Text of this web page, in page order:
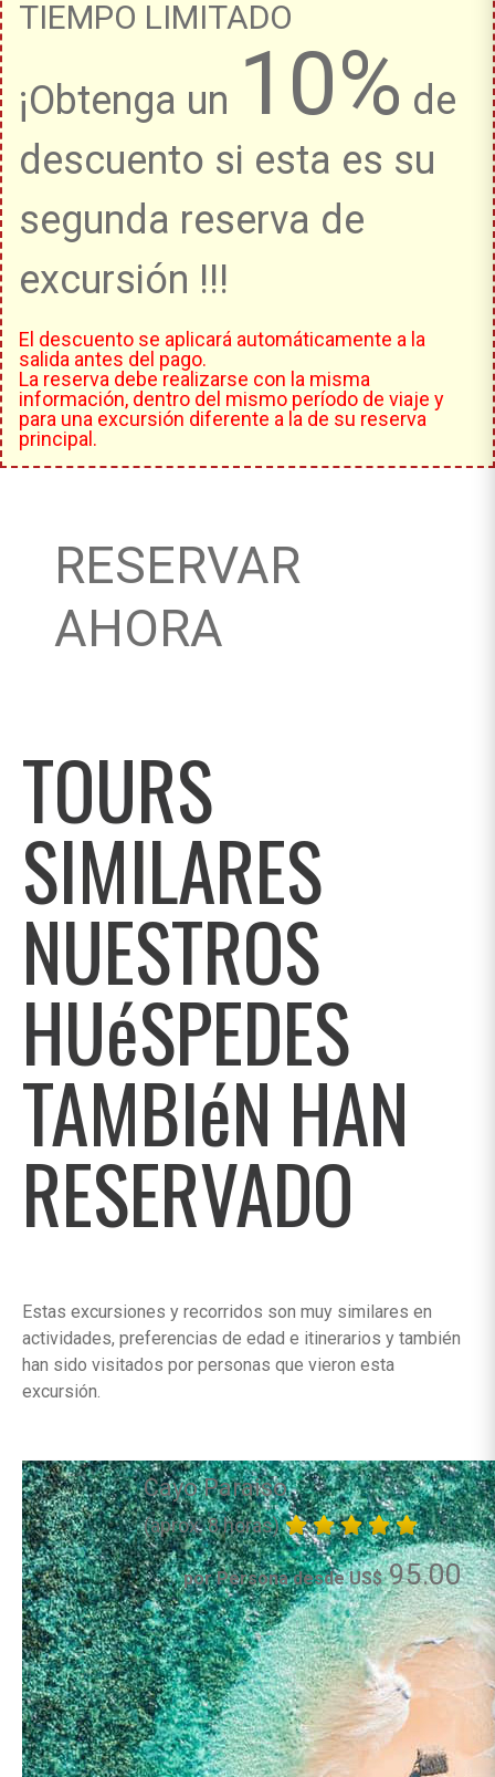
TIEMPO LIMITADO
¡Obtenga un 10% de
descuento si esta es su
segunda reserva de
excursión !!!
El descuento se aplicará automáticamente a la
salida antes del pago.
La reserva debe realizarse con la misma
información, dentro del mismo período de viaje y
para una excursión diferente a la de su reserva
principal.
RESERVAR
AHORA
TOURS
SIMILARES
NUESTROS
HUéSPEDES
TAMBIéN HAN
RESERVADO
Estas excursiones y recorridos son muy similares en
actividades, preferencias de edad e itinerarios y también
han sido visitados por personas que vieron esta
excursión.
Cayo Paraiso
(aprox. 8 horas)
por Persona desde US$95.00